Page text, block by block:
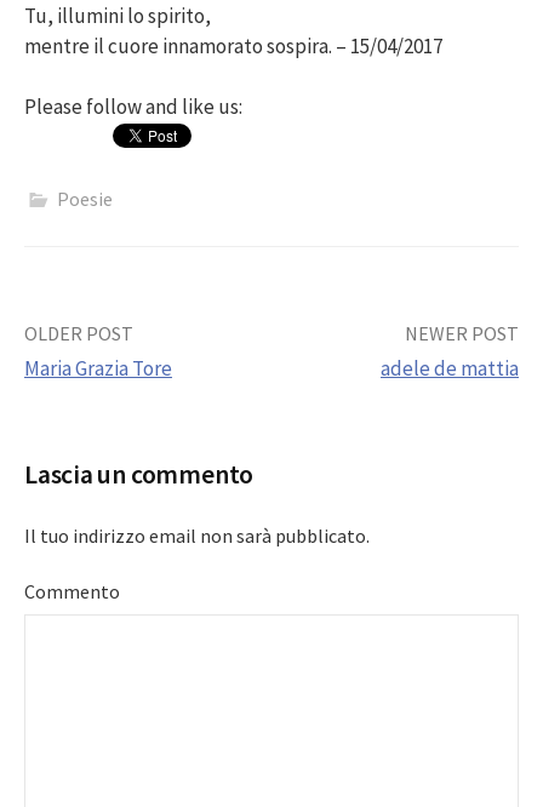
Tu, illumini lo spirito,
mentre il cuore innamorato sospira. – 15/04/2017
Please follow and like us:
Poesie
Post
OLDER POST
Maria Grazia Tore
NEWER POST
adele de mattia
Lascia un commento
Il tuo indirizzo email non sarà pubblicato.
Commento